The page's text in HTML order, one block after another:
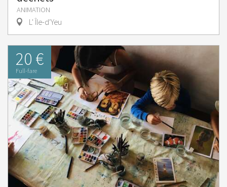
ANIMATION
L' Île-d'Yeu
20 €
Full-fare